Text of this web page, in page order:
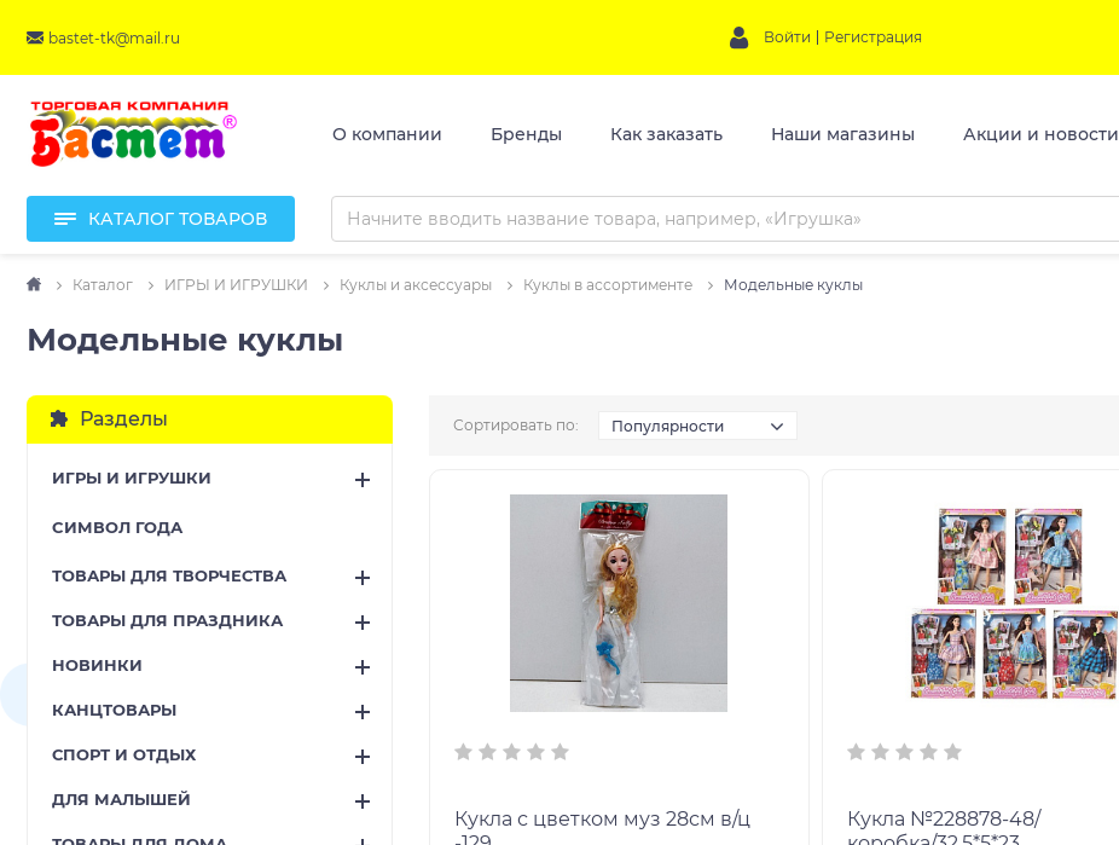
bastet-tk@mail.ru Войти Регистрация
О компании Бренды Как заказать Наши магазины Акции и новости
КАТАЛОГ ТОВАРОВ
Каталог ИГРЫ И ИГРУШКИ Куклы и аксессуары Куклы в ассортименте Модельные куклы
Модельные куклы
Разделы
ИГРЫ И ИГРУШКИ
CИМВОЛ ГОДА
ТОВАРЫ ДЛЯ ТВОРЧЕСТВА
ТОВАРЫ ДЛЯ ПРАЗДНИКА
НОВИНКИ
КАНЦТОВАРЫ
СПОРТ И ОТДЫХ
ДЛЯ МАЛЫШЕЙ
Сортировать по: Популярности
Кукла с цветком муз 28см в/ц
Кукла №228878-48/